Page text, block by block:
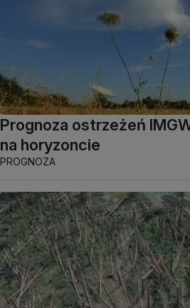
Prognoza ostrzeżeń
na horyzoncie
PROGNOZA